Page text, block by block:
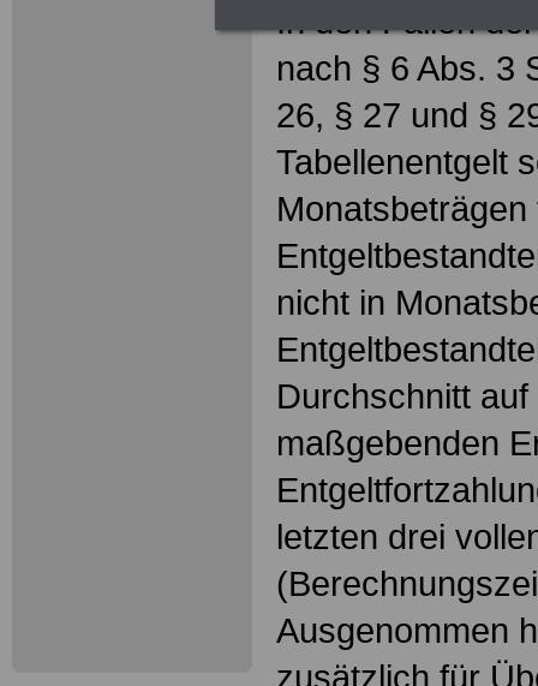
In den Fällen
nach § 6 Abs. 3
26, § 27 und §
Tabellenentgelt
nicht in
Durchschnitt
maßgebenden
letzten drei
Ausgenommen
zusätzlich für